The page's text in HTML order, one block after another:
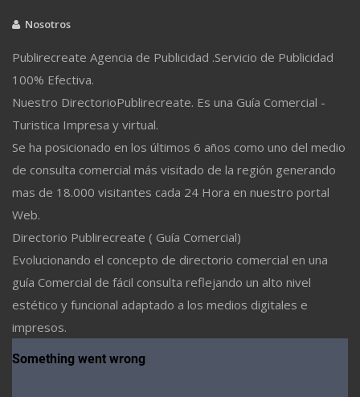
Nosotros
Publirecreate Agencia de Publicidad .Servicio de Publicidad
100% Efectiva.
Nuestro DirectorioPublirecreate. Es una Guía Comercial -
Turistica Impresa y virtual.
Se ha posicionado en los últimos 6 años como uno del medio
de consulta comercial más visitado de la región generando
mas de 18.000 visitantes cada 24 Hora en nuestro portal
Web.
Directorio Publirecreate ( Guía Comercial)
Evolucionando el concepto de directorio comercial en una
guía Comercial de fácil consulta reflejando un alto nivel
estético y funcional adaptado a los medios digitales e
impresos.